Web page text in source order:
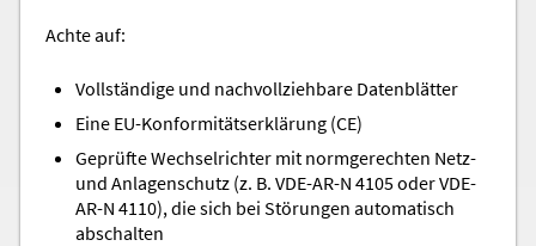
Achte auf:
Vollständige und nachvollziehbare Datenblätter
Eine EU-Konformitätserklärung (CE)
Geprüfte Wechselrichter mit normgerechten Netz-
und Anlagenschutz (z. B. VDE-AR-N 4105 oder VDE-
AR-N 4110), die sich bei Störungen automatisch
abschalten